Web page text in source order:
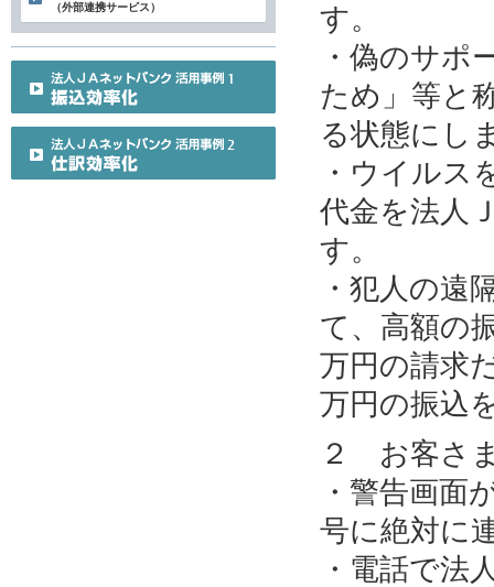
す。
・偽のサポ
ため」等と
る状態にし
・ウイルス
代金を法人
す。
・犯人の遠
て、高額の
万円の請求
万円の振込
２ お客さ
・警告画面
号に絶対に
・電話で法
（外部連携サービス）